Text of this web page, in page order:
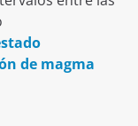
de magma